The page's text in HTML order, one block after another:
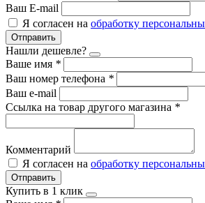
Ваш E-mail
Я согласен на обработку
Отправить
Нашли дешевле?
Ваше имя *
Ваш номер телефона *
Ваш e-mail
Ссылка на товар другого магазина *
Комментарий
Я согласен на обработку
Отправить
Купить в 1 клик